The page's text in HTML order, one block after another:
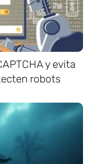
y evita
robots